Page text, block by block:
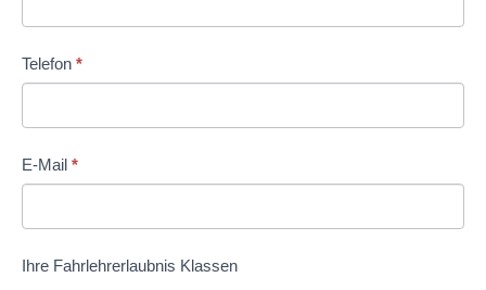
Telefon *
E-Mail *
Ihre Fahrlehrerlaubnis Klassen